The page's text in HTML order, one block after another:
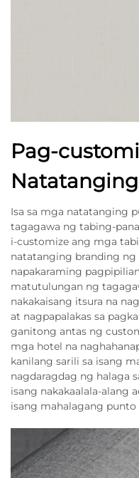
Pag-
Isa sa mga natatanging
tagagawa ng tabing-
i-customize ang mga
natatanging branding ng
napakaraming
matutulungan ng
nakakaisang itsura na
at nagpapalakas sa
ganitong antas ng
mga hotel na
kanilang sarili sa isang
nagdaragdag ng halaga
isang nakakaalala-alang
isang mahalagang punto